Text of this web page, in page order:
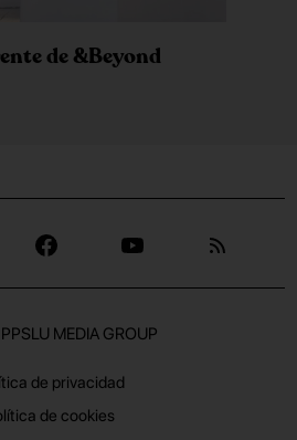
de &Beyond
PPSLU MEDIA GROUP
de privacidad
de cookies